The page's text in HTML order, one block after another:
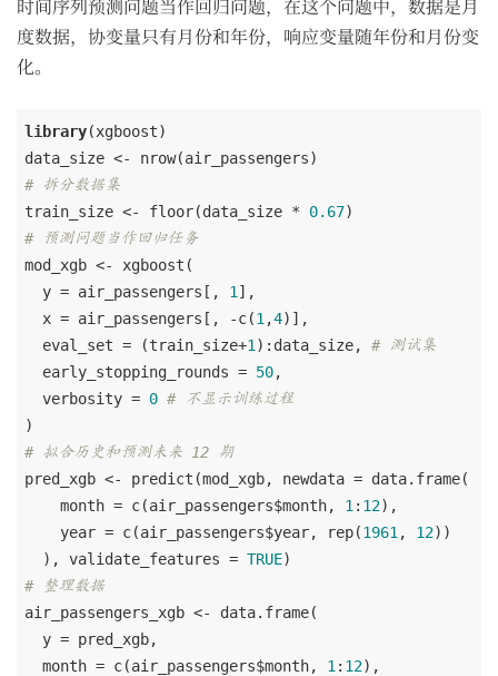
时间序列预测问题当作回归问题，在这个问题中，数据是月
度数据，协变量只有月份和年份，响应变量随年份和月份变
化。
library(xgboost)
# 拆分数据集
train_size <- floor(data_size * 0.67
# 预测问题当作回归任务
mod_xgb <- xgboost(
  y = air_passengers[,
1 ],
  x = air_passengers[, -c(
1 ,4)],
  eval_set = (train_size+
1 ):data_size, # 测试集
  early_stopping_rounds =
50,
  verbosity =
0 # 不显示训练过程
# 拟合历史和预测未来 12 期
pred_xgb <- predict(mod_xgb, newdata = data.frame(
    month = c(air_passengers$month,
1 : 12),
    year = c(air_passengers$year, rep(
1961 , 12))
  ), validate_features =
TRUE
# 整理数据
air_passengers_xgb <- data.frame(
  y = pred_xgb,
  month = c(air_passengers$month,
1 : 12),